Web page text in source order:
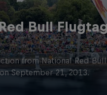
Bull
from National Red Bull
September 21, 2013.